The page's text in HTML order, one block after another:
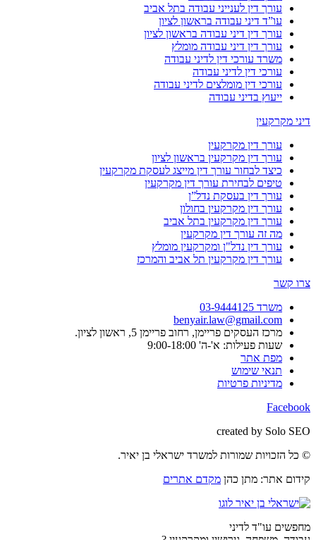
עורך דין לענייני עבודה בתל אביב
עו”ד דיני עבודה בראשון לציון
עורך דין דיני עבודה בראשון לציון
עורך דין דיני עבודה מומלץ
משרד עורכי דין לדיני עבודה
עורכי דין לדיני עבודה
עורכי דין מומלצים לדיני עבודה
ייעוץ בדיני עבודה
דיני מקרקעין
עורך דין מקרקעין
עורך דין מקרקעין בראשון לציון
כיצד לבחור עורך דין מייצג לעסקת מקרקעין
טיפים לבחירת עורך דין מקרקעין
עורך דין בעסקת נדל”ן
עורך דין מקרקעין בחולון
עורך דין מקרקעין בתל אביב
מה זה עורך דין מקרקעין
עורך דין נדל"ן ומקרקעין מומלץ
עורך דין מקרקעין תל אביב והמרכז
צרו קשר
משרד 03-9444125
benyair.law@gmail.com
מרכז העסקים פריימן, רחוב פריימן 5, ראשון לציון.
שעות פעילות: א'-ה' 9:00-18:00
מפת אתר
תנאי שימוש
מדיניות פרטיות
Facebook
created by Solo SEO
© כל הזכויות שמורות למשרד ישראלי בן יאיר.
קידום אתר: מתן כהן מקדם אתרים
מחפשים עו"ד לדיני